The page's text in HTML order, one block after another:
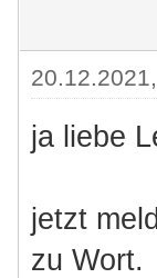
ja liebe
jetzt
zu Wort.